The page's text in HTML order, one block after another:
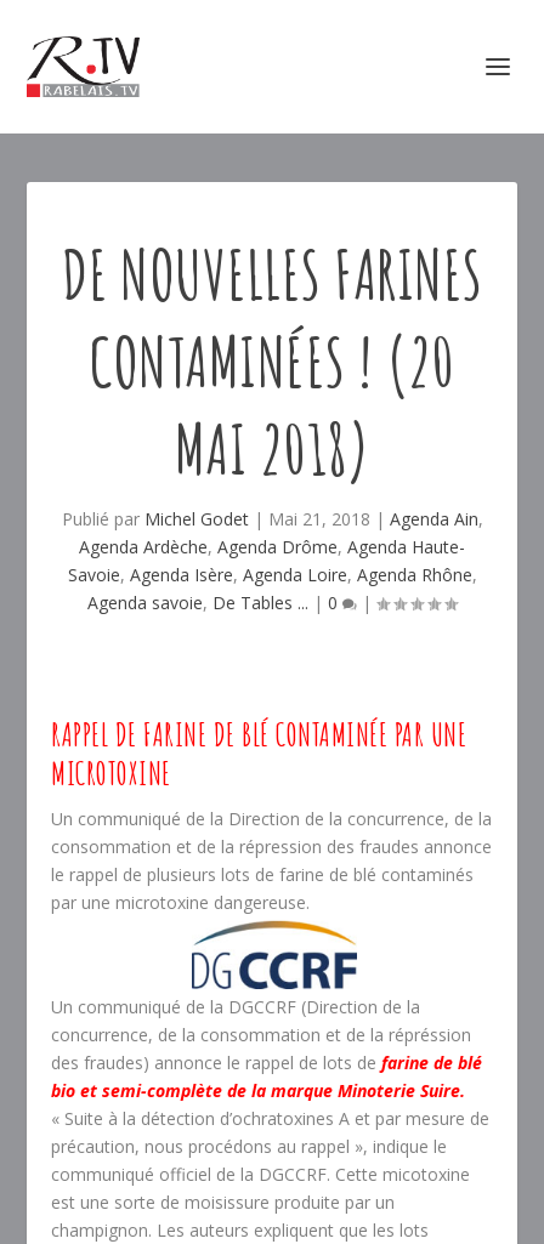
DE NOUVELLES FARINES
CONTAMINÉES ! (20
MAI 2018)
Publié par Michel Godet| Mai 21, 2018 | Agenda Ain,
Agenda Ardèche, Agenda Drôme, Agenda Haute-
Savoie, Agenda Isère, Agenda Loire, Agenda Rhône,
Agenda savoie, De Tables ... | 0 |
RAPPEL DE FARINE DE BLÉ CONTAMINÉE PAR UNE
MICROTOXINE
Un communiqué de la Direction de la concurrence, de la
consommation et de la répression des fraudes annonce
le rappel de plusieurs lots de farine de blé contaminés
par une microtoxine dangereuse.
Un communiqué de la DGCCRF (Direction de la
concurrence, de la consommation et de la répréssion
des fraudes) annonce le rappel de lots defarine de blé
bio et semi-complète de la marque Minoterie Suire.
« Suite à la détection d’ochratoxines A et par mesure de
précaution, nous procédons au rappel », indique le
communiqué officiel de la DGCCRF. Cette micotoxine
est une sorte de moisissure produite par un
champignon. Les auteurs expliquent que les lots